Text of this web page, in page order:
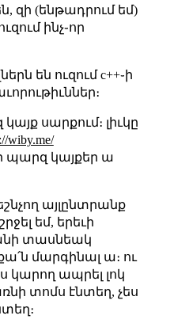
զի (ենթադրում եմ)
ինչ֊որ
են ուզում c++֊ի
սարքում։ լիւկը
wiby.me/
պարզ կայքեր ա
այլընտրանք
եմ, երեւի
տասնեակ
մարգինալ ա։ ու
կարող ապրել լոկ
տոմս էնտեղ, չես